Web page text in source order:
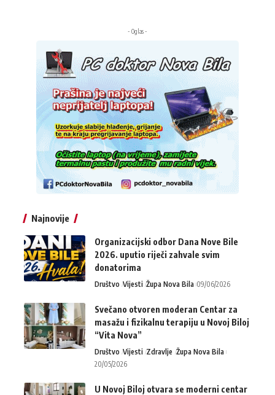
- Oglas -
Najnovije
Organizacijski odbor Dana Nove Bile
2026. uputio riječi zahvale svim
donatorima
Društvo Vijesti Župa Nova Bila 09/06/2026
Svečano otvoren moderan Centar za
masažu i fizikalnu terapiju u Novoj Biloj
“Vita Nova”
Društvo Vijesti Zdravlje Župa Nova Bila
20/05/2026
U Novoj Biloj otvara se moderni centar